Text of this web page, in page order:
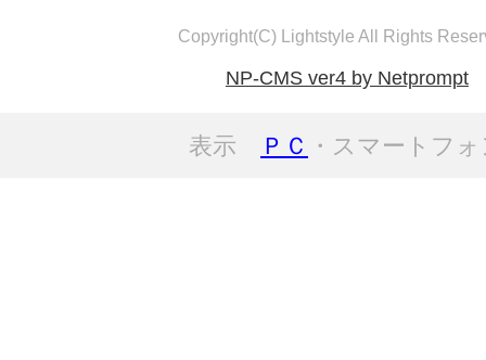
Copyright(C) Lightstyle All Rights
NP-CMS ver4 by Netprompt
表示 ＰＣ ・スマートフ